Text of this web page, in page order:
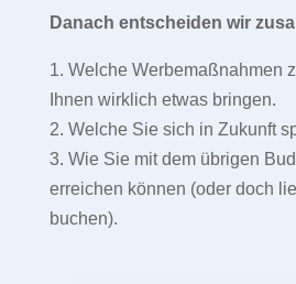
Danach entscheiden wir
1. Welche Werbemaßnahmen
Ihnen wirklich etwas bringen.
2. Welche Sie sich in Zukunft
3. Wie Sie mit dem übrigen
erreichen können (oder doch
buchen).